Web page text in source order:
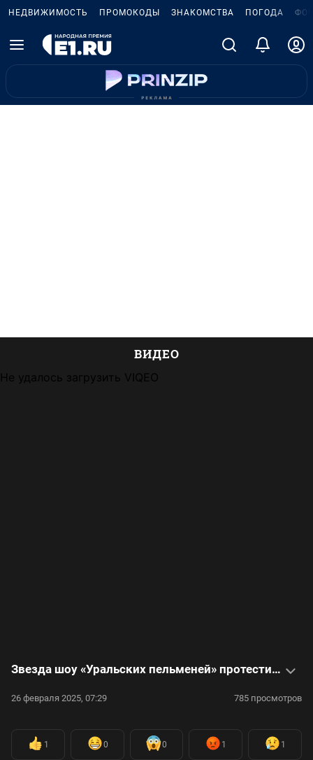
НЕДВИЖИМОСТЬ ПРОМОКОДЫ ЗНАКОМСТВА ПОГОДА
ВИДЕО
Не удалось загрузить VIQEO
Звезда шоу «Уральских пельменей» протестировал кибертрак под Екатеринбургом
26 февраля 2025, 07:29 785 просмотров
1 0 0 1 1